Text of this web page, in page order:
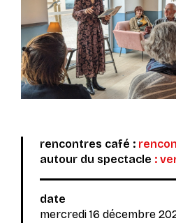
rencontres café :
autour du spectacle :
date
mercredi 16 décembre